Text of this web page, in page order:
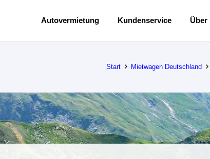
Autovermietung Kundenservice Über
Start Mietwagen Deutschland